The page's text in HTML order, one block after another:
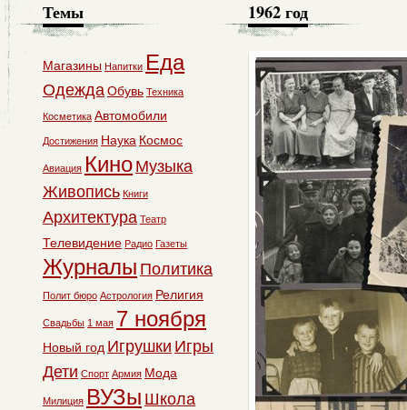
1962 год
Темы
Магазины Напитки Еда
ОдеждаОбувь Техника
Косметика Автомобили
Достижения Наука Космос
Авиация Кино Музыка
Живопись Книги
Архитектура Театр
Телевидение Радио Газеты
Журналы Политика
Полит бюро Астрология Религия
Свадьбы 1 мая 7 ноября
Новый год Игрушки Игры
Дети Спорт Армия Мода
Милиция ВУЗы Школа